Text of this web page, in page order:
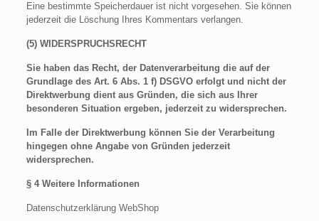
Eine bestimmte Speicherdauer ist nicht vorgesehen. Sie können
jederzeit die Löschung Ihres Kommentars verlangen.
(5) WIDERSPRUCHSRECHT
Sie haben das Recht, der Datenverarbeitung die auf der
Grundlage des Art. 6 Abs. 1 f) DSGVO erfolgt und nicht der
Direktwerbung dient aus Gründen, die sich aus Ihrer
besonderen Situation ergeben, jederzeit zu widersprechen.
Im Falle der Direktwerbung können Sie der Verarbeitung
hingegen ohne Angabe von Gründen jederzeit
widersprechen.
§ 4 Weitere Informationen
Datenschutzerklärung WebShop